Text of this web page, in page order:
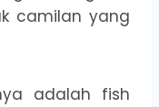
camilan yang
adalah fish